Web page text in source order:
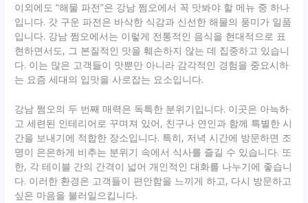
이외에도 “해물 파전”은 강남 쩜오에서 꼭 맛봐야 할 메뉴 중 하나
입니다. 갓 구운 파전은 바삭한 식감과 신선한 해물의 풍미가 일품
입니다. 강남 쩜오에서는 이렇게 전통적인 음식을 현대적으로 표
현하면서도, 그 본질적인 맛을 훼손하지 않는 데 집중하고 있습니
다. 이는 많은 고객들이 맛뿐만 아니라 감각적인 경험을 중요시하
는 요즘 세대의 입맛을 사로잡는 요소입니다.
강남 쩜오의 두 번째 매력은 독특한 분위기입니다. 이곳은 아늑하
고 세련된 인테리어로 꾸며져 있어, 친구나 연인과 함께 특별한 시
간을 보내기에 적합한 장소입니다. 특히, 저녁 시간에 방문하면 조
명이 은은하게 비추는 분위기 속에서 식사를 즐길 수 있습니다. 또
한, 각 테이블 간의 간격이 넓어 개인적인 대화를 나누기에 좋습니
다. 이러한 환경은 고객들이 편안함을 느끼게 하고, 다시 방문하고
싶은 마음을 불러일으킵니다.